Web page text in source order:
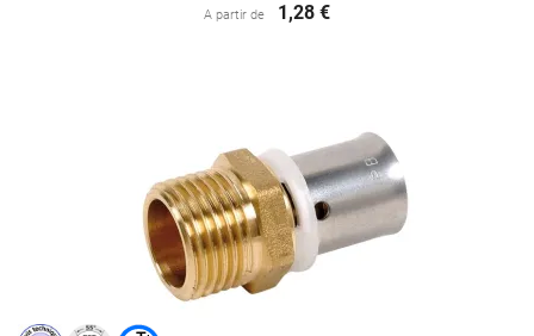
A partir de 1,28 €